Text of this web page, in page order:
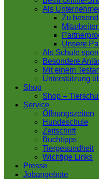
Als
Zu
Unsere
Als Schule
Besondere
Mit einem
Unterstützung
Shop
Shop –
Service
Öffnungszeiten
Hundeschule
Zeitschrift
Buchtipps
Tiergesundheit
Wichtige Links
Presse
Jobangebote